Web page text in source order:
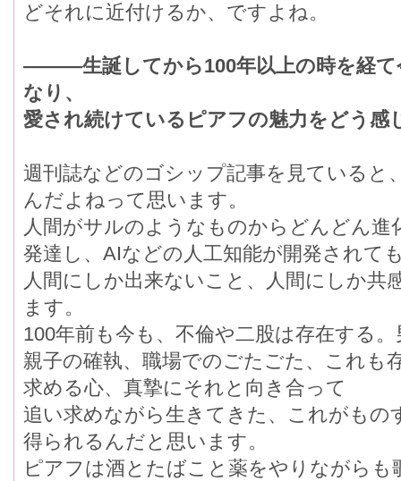
どそれに近付けるか、ですよね。
―――生誕してから100年以上の時を経て
なり、
愛され続けているピアフの魅力をどう感
週刊誌などのゴシップ記事を見ていると
んだよねって思います。
人間がサルのようなものからどんどん進
発達し、AIなどの人工知能が開発されて
人間にしか出来ないこと、人間にしか共
ます。
100年前も今も、不倫や二股は存在する
親子の確執、職場でのごたごた、これも
求める心、真摯にそれと向き合って
追い求めながら生きてきた、これがもの
得られるんだと思います。
ピアフは酒とたばこと薬をやりながらも